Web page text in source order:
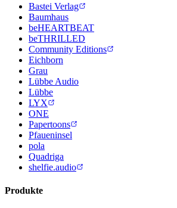
Bastei Verlag
Baumhaus
beHEARTBEAT
beTHRILLED
Community Editions
Eichborn
Grau
Lübbe Audio
Lübbe
LYX
ONE
Papertoons
Pfaueninsel
pola
Quadriga
shelfie.audio
Produkte